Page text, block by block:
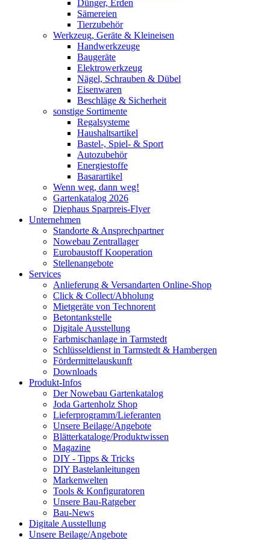
Dünger, Erden
Sämereien
Tierzubehör
Werkzeug, Geräte & Kleineisen
Handwerkzeuge
Baugeräte
Elektrowerkzeug
Nägel, Schrauben & Dübel
Eisenwaren
Beschläge & Sicherheit
sonstige Sortimente
Regalsysteme
Haushaltsartikel
Bastel-, Spiel- & Sport
Autozubehör
Energiestoffe
Basarartikel
Wenn weg, dann weg!
Gartenkatalog 2026
Diephaus Sparpreis-Flyer
Unternehmen
Standorte & Ansprechpartner
Nowebau Zentrallager
Eurobaustoff Kooperation
Stellenangebote
Services
Anlieferung & Versandarten Online-Shop
Click & Collect/Abholung
Mietgeräte von Technorent
Betontankstelle
Digitale Ausstellung
Farbmischanlage in Tarmstedt
Schlüsseldienst in Tarmstedt & Hambergen
Fördermittelauskunft
Downloads
Produkt-Infos
Der Nowebau Gartenkatalog
Joda Gartenholz Shop
Lieferprogramm/Lieferanten
Unsere Beilage/Angebote
Blätterkataloge/Produktwissen
Magazine
DIY - Tipps & Tricks
DIY Bastelanleitungen
Markenwelten
Tools & Konfiguratoren
Unsere Bau-Ratgeber
Bau-News
Digitale Ausstellung
Unsere Beilage/Angebote